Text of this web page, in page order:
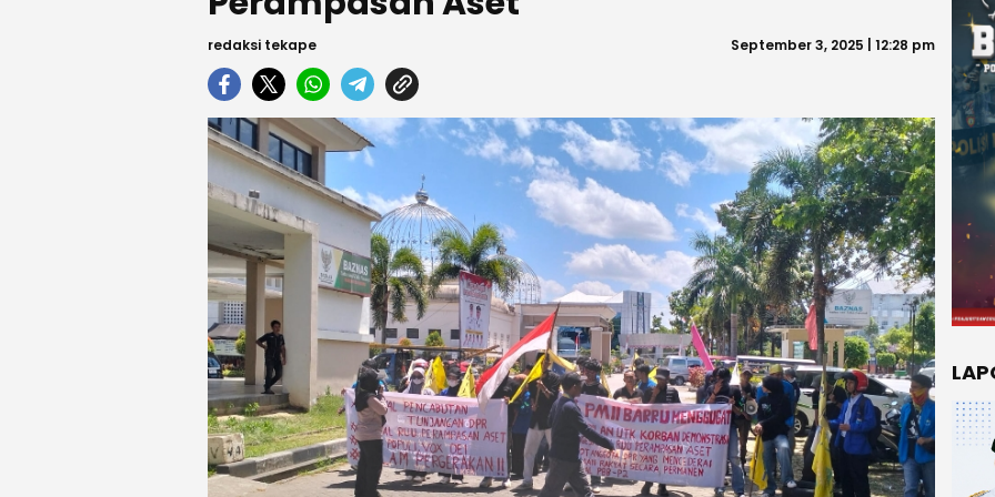
redaksi tekape September 3, 2025 | 12:28 pm